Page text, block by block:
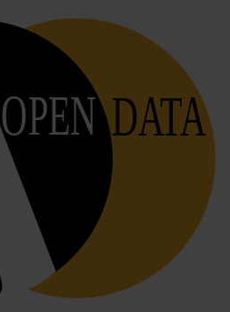
OPEN DATA